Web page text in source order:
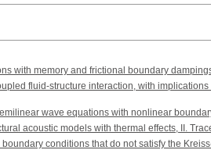
with memory and frictional boundary
fluid-structure interaction, with
wave equations with nonlinear
acoustic models with thermal effects, II.
conditions that do not satisfy the